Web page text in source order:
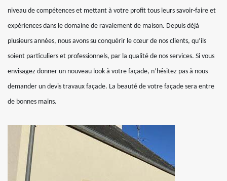
niveau de compétences et mettant à votre profit tous leurs savoir-faire et
expériences dans le domaine de ravalement de maison. Depuis déjà
plusieurs années, nous avons su conquérir le cœur de nos clients, qu’ils
soient particuliers et professionnels, par la qualité de nos services. Si vous
envisagez donner un nouveau look à votre façade, n’hésitez pas à nous
demander un devis travaux façade. La beauté de votre façade sera entre
de bonnes mains.